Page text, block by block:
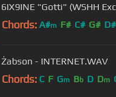
6IX9INE "Gotti" (WSHH
Chords: A#m F# C# G# D#
Żabson - INTERNET.WAV
Chords: C F Gm Bb D Dm